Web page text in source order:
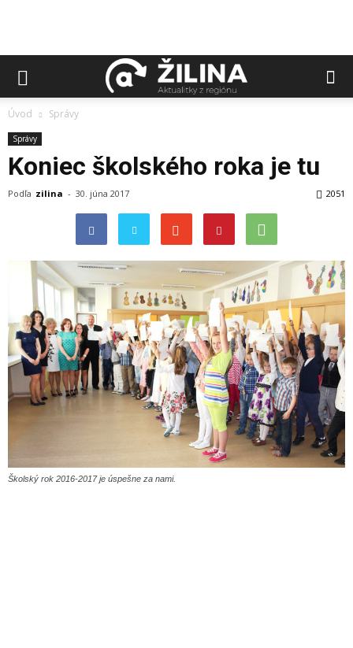
Úvod Správy
Správy
Koniec školského roka je tu
Podľa zilina - 30. júna 2017 2051
Školský rok 2016-2017 je úspešne za nami.